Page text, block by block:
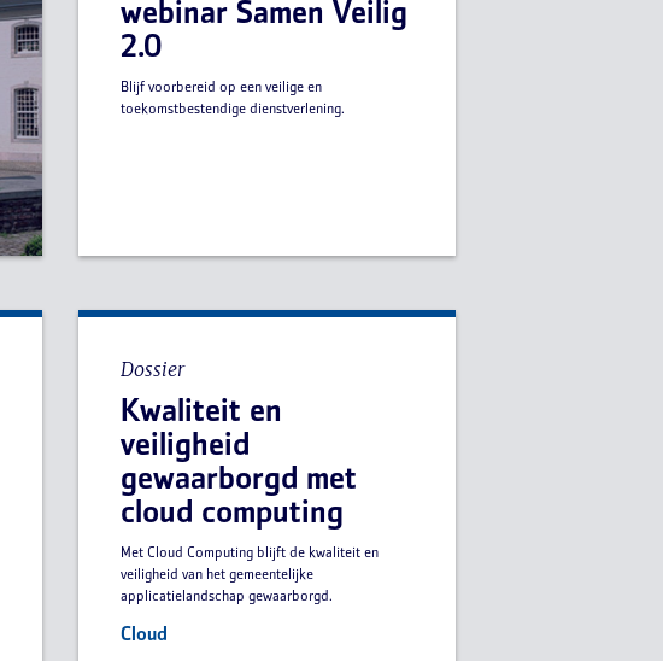
webinar Samen Veilig
2.0
Blijf voorbereid op een veilige en
toekomstbestendige dienstverlening.
Dossier
Kwaliteit en
veiligheid
gewaarborgd met
cloud computing
Met Cloud Computing blijft de kwaliteit en
veiligheid van het gemeentelijke
applicatielandschap gewaarborgd.
Cloud